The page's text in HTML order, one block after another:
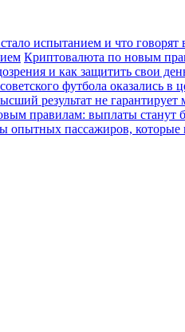
испытанием и что говорят
Криптовалюта по новым
и как защитить свои
футбола оказались в
результат не гарантирует
правилам: выплаты станут
опытных пассажиров, которые